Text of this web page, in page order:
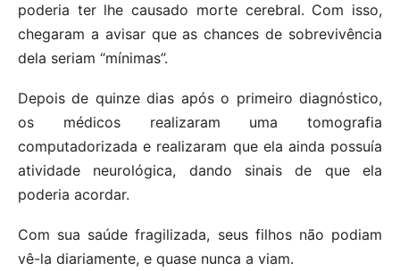
poderia ter lhe causado morte cerebral. Com isso,
chegaram a avisar que as chances de sobrevivência
dela seriam “mínimas”.
Depois de quinze dias após o primeiro diagnóstico,
os médicos realizaram uma tomografia
computadorizada e realizaram que ela ainda possuía
atividade neurológica, dando sinais de que ela
poderia acordar.
Com sua saúde fragilizada, seus filhos não podiam
vê-la diariamente, e quase nunca a viam.